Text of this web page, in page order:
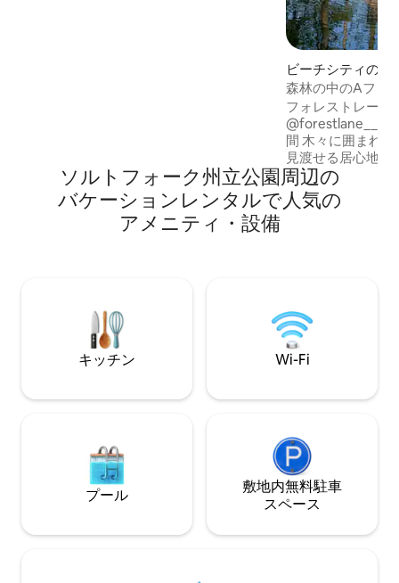
ビーチシティの宿
森林の中のAフレ
スタブ、カヤック
フォレストレーン
@forestlane__ カヤホガ国立公園から1時
間 木々に囲まれ、噴水のある静かな池を
見渡せる居心地
ンに逃避しよう。
元のコーヒーを
深いバスタブに浸
な雰囲気。 カッ
す。
ソルトフォーク州立公園⁠周⁠辺⁠の
バ⁠ケ⁠ー⁠シ⁠ョ⁠ン⁠レ⁠ン⁠タ⁠ル⁠で人⁠気⁠の
ア⁠メ⁠ニ⁠テ⁠ィ⁠・⁠設⁠備
キッチン Wi-Fi
プール
敷地内無料駐⁠車
ス⁠ペ⁠ー⁠ス